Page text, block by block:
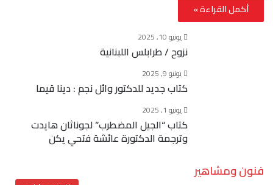
أكمل القراءة »
يونيو 10, 2025
نزوح / طرابلس اللبنانية
يونيو 9, 2025
كتاب جديد للدكتور وائل نجم : دينا قيما
يونيو 1, 2025
كتاب “الجيل المضطرب” لجوناثان هايدت
وترجمة الدكتورة عائشة فتحي يكن
فنون ومشاهير